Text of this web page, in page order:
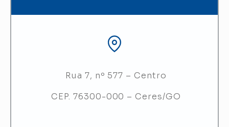
Rua 7, nº 577 – Centro
CEP. 76300-000 – Ceres/GO